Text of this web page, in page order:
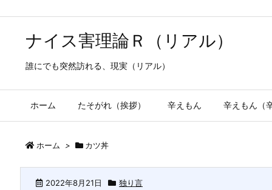
ナイス害理論Ｒ（リアル）
誰にでも突然訪れる、現実（リアル）
ホーム たそがれ（挨拶） 辛えもん 辛えもん（
ホーム > カツ丼
2022年8月21日 独り言